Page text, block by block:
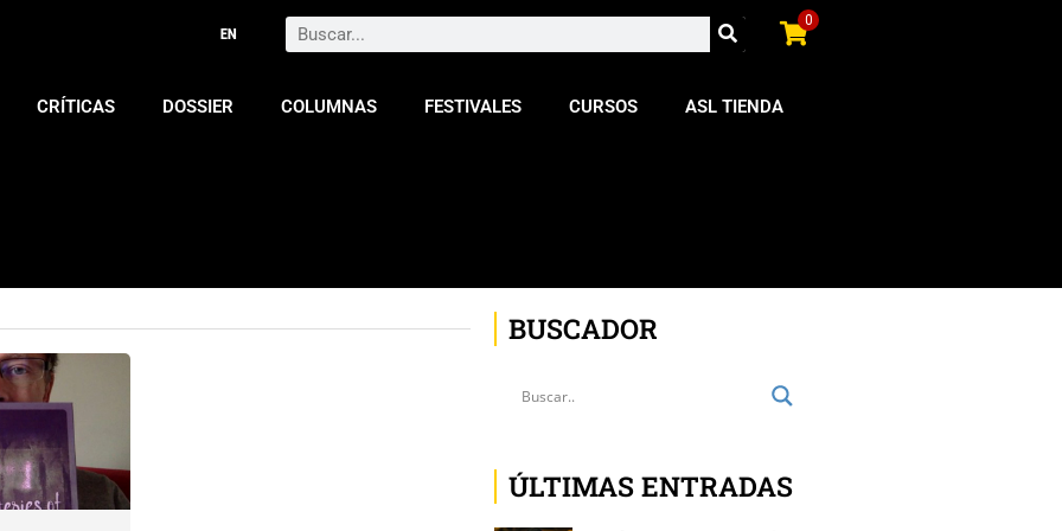
Search 0
CRÍTICAS DOSSIER COLUMNAS FESTIVALES CURSOS ASL TIENDA
BUSCADOR
ÚLTIMAS ENTRADAS